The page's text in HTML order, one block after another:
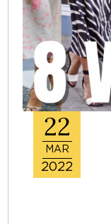
22
MAR
2022